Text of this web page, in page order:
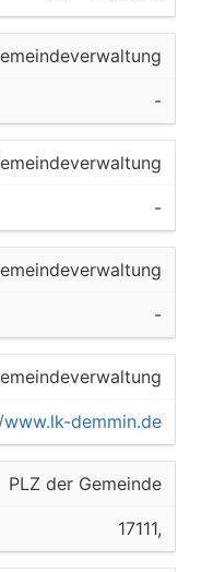
-
-
-
demmin.de
PLZ der Gemeinde
17111,